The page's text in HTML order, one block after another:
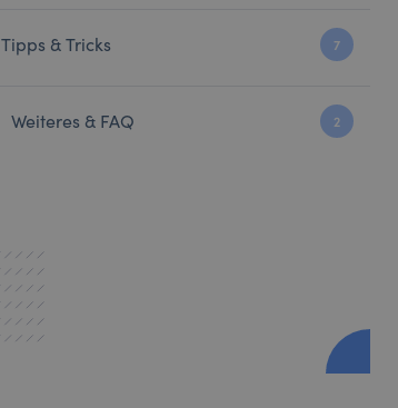
Tipps & Tricks 7
Weiteres & FAQ 2